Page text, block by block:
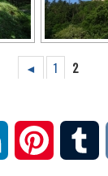
◄ 1 2
LinkedIn Pinterest